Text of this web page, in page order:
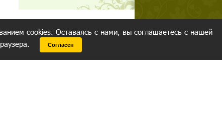
cookies. Оставаясь с нами, вы соглашаетесь с нашей
Согласен